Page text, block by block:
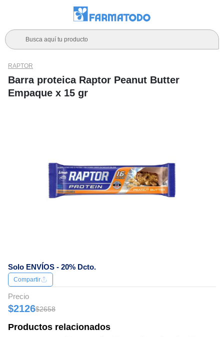
Busca aquí tu producto
Solo ENVÍOS - 20% Dcto.
RAPTOR
Barra proteica Raptor Peanut Butter
Empaque x 15 gr
Compartir
Precio
$2126$2658
Productos relacionados